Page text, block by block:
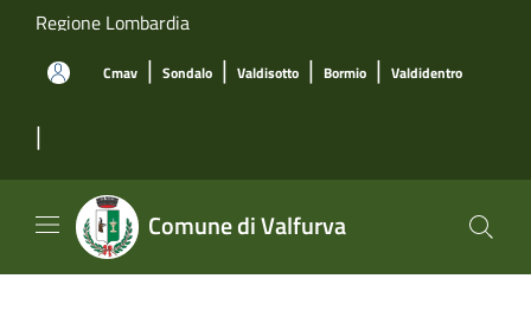
Salta al contenuto principale
Regione Lombardia
Cmav | Sondalo | Valdisotto | Bormio | Valdidentro
|
Comune di Valfurva